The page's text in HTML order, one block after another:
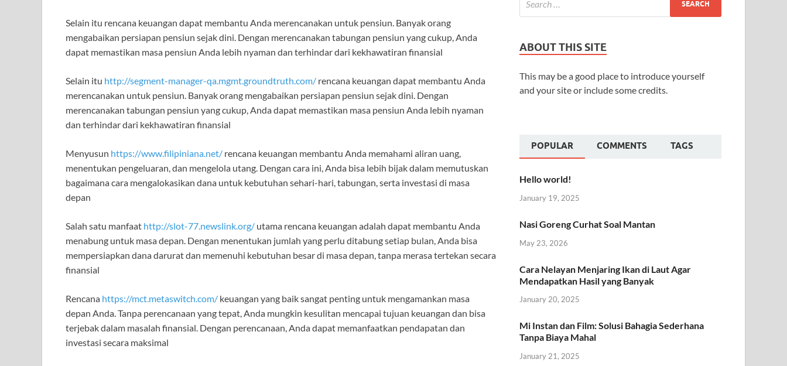
Selain itu rencana keuangan dapat membantu Anda merencanakan untuk pensiun. Banyak orang
mengabaikan persiapan pensiun sejak dini. Dengan merencanakan tabungan pensiun yang cukup, Anda
dapat memastikan masa pensiun Anda lebih nyaman dan terhindar dari kekhawatiran finansial
Selain itu http://segment-manager-qa.mgmt.groundtruth.com/ rencana keuangan dapat membantu Anda
merencanakan untuk pensiun. Banyak orang mengabaikan persiapan pensiun sejak dini. Dengan
merencanakan tabungan pensiun yang cukup, Anda dapat memastikan masa pensiun Anda lebih nyaman
dan terhindar dari kekhawatiran finansial
Menyusun https://www.filipiniana.net/ rencana keuangan membantu Anda memahami aliran uang,
menentukan pengeluaran, dan mengelola utang. Dengan cara ini, Anda bisa lebih bijak dalam memutuskan
bagaimana cara mengalokasikan dana untuk kebutuhan sehari-hari, tabungan, serta investasi di masa
depan
Salah satu manfaat http://slot-77.newslink.org/ utama rencana keuangan adalah dapat membantu Anda
menabung untuk masa depan. Dengan menentukan jumlah yang perlu ditabung setiap bulan, Anda bisa
mempersiapkan dana darurat dan memenuhi kebutuhan besar di masa depan, tanpa merasa tertekan secara
finansial
Rencana https://mct.metaswitch.com/ keuangan yang baik sangat penting untuk mengamankan masa
depan Anda. Tanpa perencanaan yang tepat, Anda mungkin kesulitan mencapai tujuan keuangan dan bisa
terjebak dalam masalah finansial. Dengan perencanaan, Anda dapat memanfaatkan pendapatan dan
investasi secara maksimal
ABOUT THIS SITE
This may be a good place to introduce yourself
and your site or include some credits.
POPULAR COMMENTS TAGS
Hello world!
January 19, 2025
Nasi Goreng Curhat Soal Mantan
May 23, 2026
Cara Nelayan Menjaring Ikan di Laut Agar
Mendapatkan Hasil yang Banyak
January 20, 2025
Mi Instan dan Film: Solusi Bahagia Sederhana
Tanpa Biaya Mahal
January 21, 2025